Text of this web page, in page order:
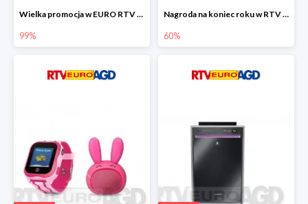
Wielka promocja w EURO RTV AGD do -99%
99%
Nagroda na koniec roku w RTV EURO AGD do -60%
60%